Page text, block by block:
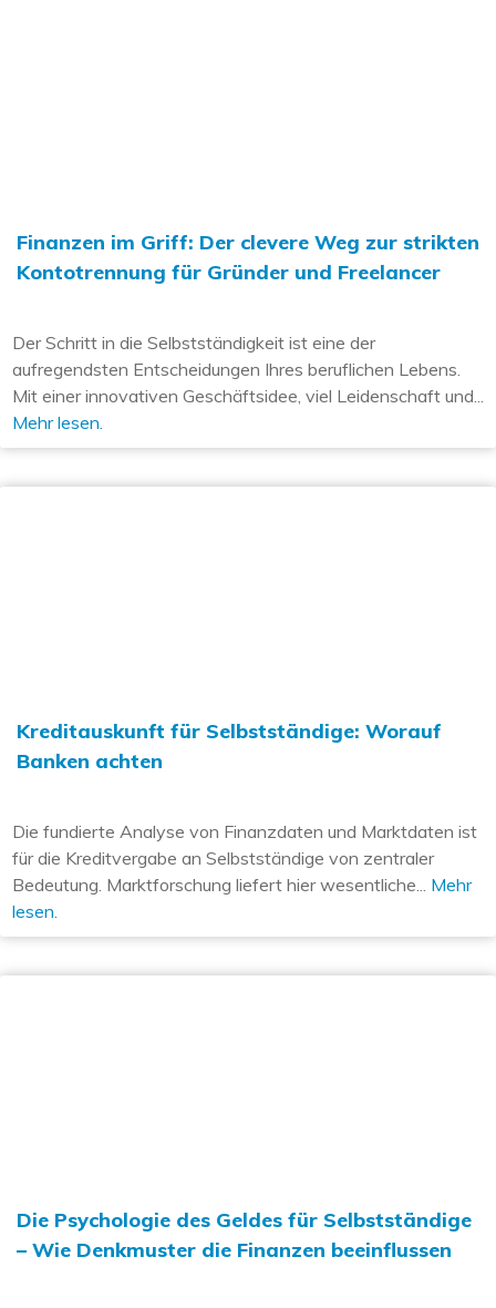
Finanzen im Griff: Der clevere Weg zur strikten
Kontotrennung für Gründer und Freelancer
Der Schritt in die Selbstständigkeit ist eine der
aufregendsten Entscheidungen Ihres beruflichen Lebens.
Mit einer innovativen Geschäftsidee, viel Leidenschaft und...
Mehr lesen.
Kreditauskunft für Selbstständige: Worauf
Banken achten
Die fundierte Analyse von Finanzdaten und Marktdaten ist
für die Kreditvergabe an Selbstständige von zentraler
Bedeutung. Marktforschung liefert hier wesentliche... Mehr
lesen.
Die Psychologie des Geldes für Selbstständige
– Wie Denkmuster die Finanzen beeinflussen